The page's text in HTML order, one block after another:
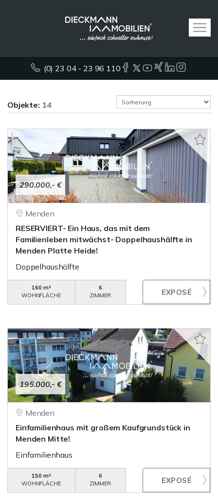
(0) 23 04 - 23 96 110
Objekte: 14
290.000,- €
Menden
RESERVIERT- Ein Haus, das mit dem
Familienleben mitwächst- Doppelhaushälfte in
Menden Platte Heide!
Doppelhaushälfte
160 m²
WOHNFLÄCHE
6
ZIMMER
195.000,- €
Menden
Einfamilienhaus mit großem Kaufgrundstück in
Menden Mitte!
Einfamilienhaus
150 m²
WOHNFLÄCHE
6
ZIMMER